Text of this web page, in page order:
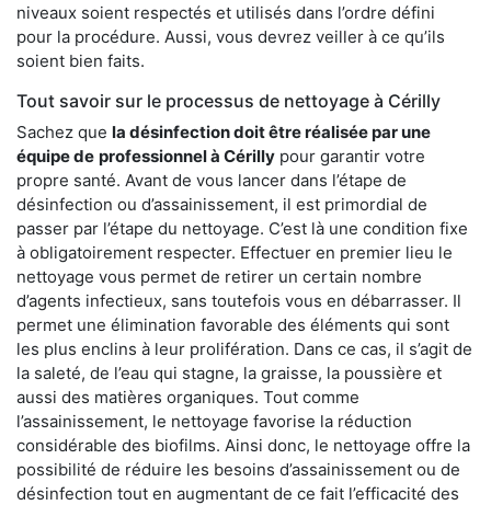
niveaux soient respectés et utilisés dans l’ordre défini
pour la procédure. Aussi, vous devrez veiller à ce qu’ils
soient bien faits.
Tout savoir sur le processus de nettoyage à Cérilly
Sachez que la désinfection doit être réalisée par une
équipe de professionnel à Cérilly pour garantir votre
propre santé. Avant de vous lancer dans l’étape de
désinfection ou d’assainissement, il est primordial de
passer par l’étape du nettoyage. C’est là une condition fixe
à obligatoirement respecter. Effectuer en premier lieu le
nettoyage vous permet de retirer un certain nombre
d’agents infectieux, sans toutefois vous en débarrasser. Il
permet une élimination favorable des éléments qui sont
les plus enclins à leur prolifération. Dans ce cas, il s’agit de
la saleté, de l’eau qui stagne, la graisse, la poussière et
aussi des matières organiques. Tout comme
l’assainissement, le nettoyage favorise la réduction
considérable des biofilms. Ainsi donc, le nettoyage offre la
possibilité de réduire les besoins d’assainissement ou de
désinfection tout en augmentant de ce fait l’efficacité des